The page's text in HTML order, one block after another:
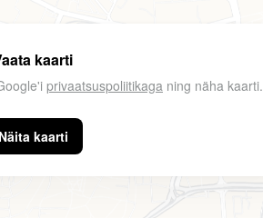
kaarti
privaatsuspoliitikaga ning näha kaarti.
Näita kaarti